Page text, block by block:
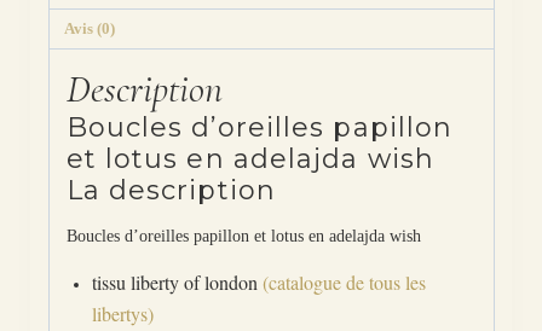
Avis (0)
Description
Boucles d’oreilles papillon
et lotus en adelajda wish
La description
Boucles d’oreilles papillon et lotus en adelajda wish
tissu liberty of london (catalogue de tous les
libertys)